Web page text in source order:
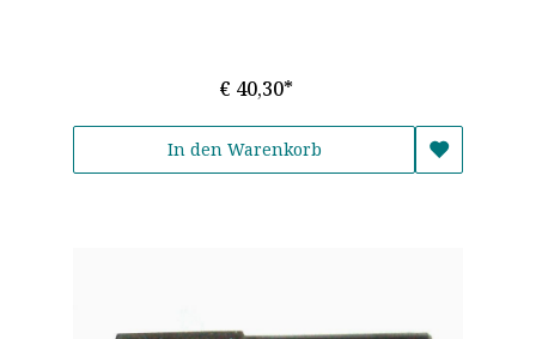
€ 40,30*
In den Warenkorb